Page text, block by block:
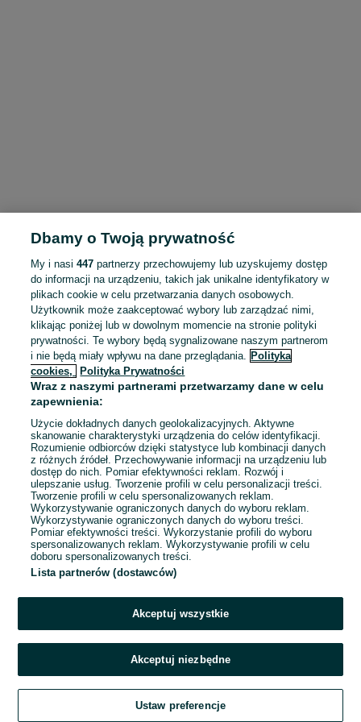
To ogłoszenie nie jest już dostępne
Przejdź na stronę główną
Dbamy o Twoją prywatność
My i nasi447 partnerzy przechowujemy lub uzyskujemy dostęp
do informacji na urządzeniu, takich jak unikalne identyfikatory w
plikach cookie w celu przetwarzania danych osobowych.
Użytkownik może zaakceptować wybory lub zarządzać nimi,
klikając poniżej lub w dowolnym momencie na stronie polityki
prywatności. Te wybory będą sygnalizowane naszym partnerom
i nie będą miały wpływu na dane przeglądania. Polityka
cookies,
Polityka Prywatności
Wraz z naszymi partnerami przetwarzamy dane w celu
zapewnienia:
Użycie dokładnych danych geolokalizacyjnych. Aktywne
skanowanie charakterystyki urządzenia do celów identyfikacji.
Rozumienie odbiorców dzięki statystyce lub kombinacji danych
z różnych źródeł. Przechowywanie informacji na urządzeniu lub
dostęp do nich. Pomiar efektywności reklam. Rozwój i
ulepszanie usług. Tworzenie profili w celu personalizacji treści.
Tworzenie profili w celu spersonalizowanych reklam.
Wykorzystywanie ograniczonych danych do wyboru reklam.
Wykorzystywanie ograniczonych danych do wyboru treści.
Pomiar efektywności treści. Wykorzystanie profili do wyboru
spersonalizowanych reklam. Wykorzystywanie profili w celu
doboru spersonalizowanych treści.
Lista partnerów (dostawców)
Akceptuj wszystkie
Akceptuj niezbędne
Ustaw preferencje